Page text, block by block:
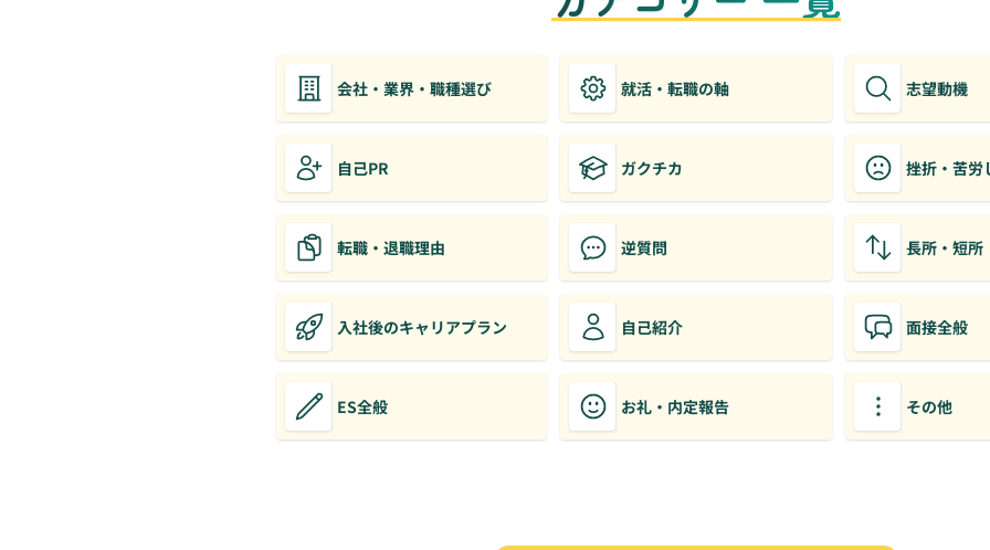
会社・業界・職種選び 就活・転職の軸 志望動機
自己PR ガクチカ 挫折・苦労
転職・退職理由 逆質問 長所・短所
入社後のキャリアプラン 自己紹介 面接全般
ES全般 お礼・内定報告 その他